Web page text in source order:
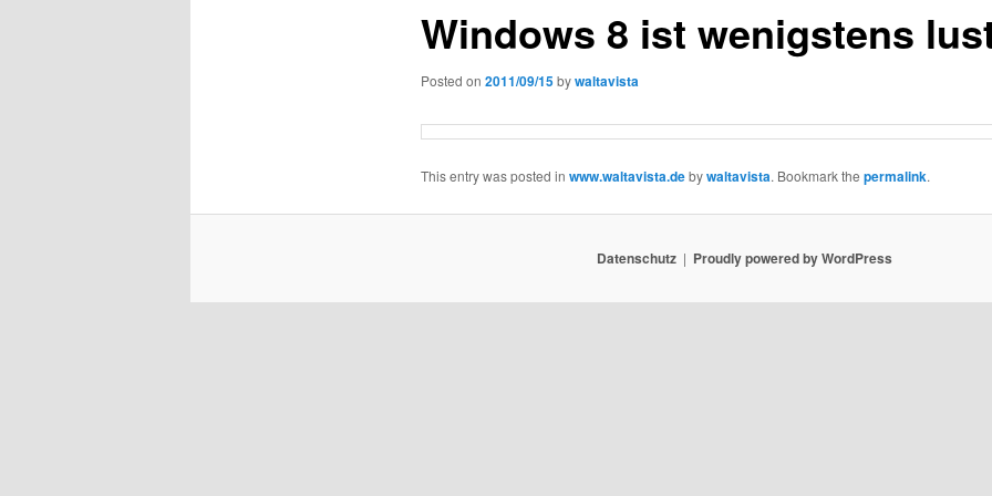
Windows 8 ist wenigstens
Posted on 2011/09/15bywaltavista
This entry was posted in www.waltavista.debywaltavista. Bookmark the permalink.
Datenschutz Proudly powered by WordPress